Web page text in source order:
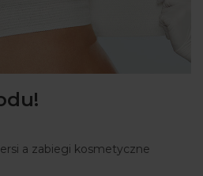
a zabiegi kosmetyczne